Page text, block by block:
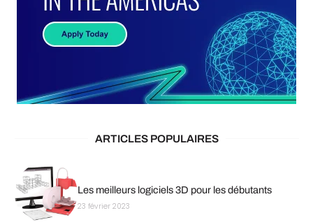
ARTICLES POPULAIRES
Les meilleurs logiciels 3D pour les débutants
23 février 2023